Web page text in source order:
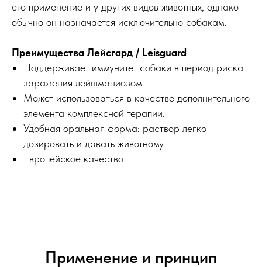
его применение и у других видов животных, однако
обычно он назначается исключительно собакам.
Преимущества Лейсгард / Leisguard
Поддерживает иммунитет собаки в период риска
заражения лейшманиозом.
Может использоваться в качестве дополнительного
элемента комплексной терапии.
Удобная оральная форма: раствор легко
дозировать и давать животному.
Европейское качество
Применение и принцип